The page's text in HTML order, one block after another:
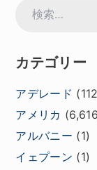
カテゴリー
アデレード
アメリカ
アルバニー (1)
イェプーン (1)